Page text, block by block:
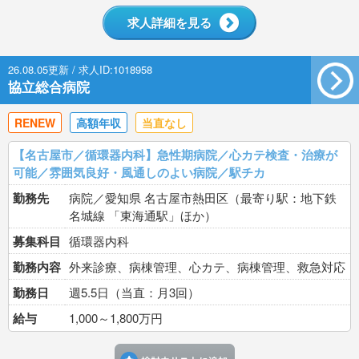
求人詳細を見る
26.08.05更新 / 求人ID:1018958
協立総合病院
RENEW 高額年収 当直なし
【名古屋市／循環器内科】急性期病院／心カテ検査・治療が
可能／雰囲気良好・風通しのよい病院／駅チカ
勤務先
病院／愛知県 名古屋市熱田区（最寄り駅：地下鉄
名城線 「東海通駅」ほか）
募集科目 循環器内科
勤務内容 外来診療、病棟管理、心カテ、病棟管理、救急対応
勤務日 週5.5日（当直：月3回）
給与 1,000～1,800万円